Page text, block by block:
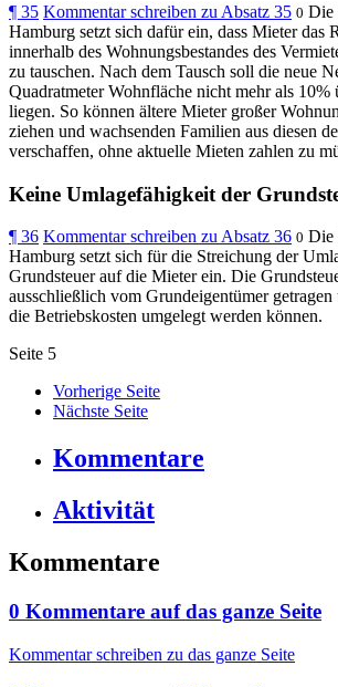
¶ 35 Kommentar schreiben zu Absatz 35 0 Die
Hamburg setzt sich dafür ein, dass Mieter das
innerhalb des Wohnungsbestandes des
zu tauschen. Nach dem Tausch soll die neue
Quadratmeter Wohnfläche nicht mehr als 10%
liegen. So können ältere Mieter großer
ziehen und wachsenden Familien aus diesen
verschaffen, ohne aktuelle Mieten zahlen zu
Keine Umlagefähigkeit der
¶ 36 Kommentar schreiben zu Absatz 36 0 Die
Hamburg setzt sich für die Streichung der
Grundsteuer auf die Mieter ein. Die
ausschließlich vom Grundeigentümer
die Betriebskosten umgelegt werden können.
Seite 5
Vorherige Seite
Nächste Seite
Kommentare
Aktivität
Kommentare
0 Kommentare aufdas ganze Seite
Kommentar schreiben zu das ganze Seite